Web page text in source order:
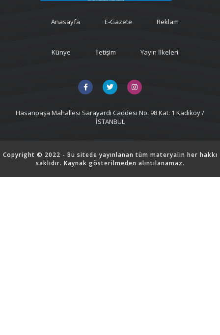
Anasayfa E-Gazete Reklam
Künye İletişim Yayın İlkeleri
Hasanpaşa Mahallesi Sarayardi Caddesi No: 98 Kat: 1 Kadıköy /
İSTANBUL
Copyright © 2022 - Bu sitede yayınlanan tüm materyalin her hakkı
saklıdır. Kaynak gösterilmeden alıntılanamaz.